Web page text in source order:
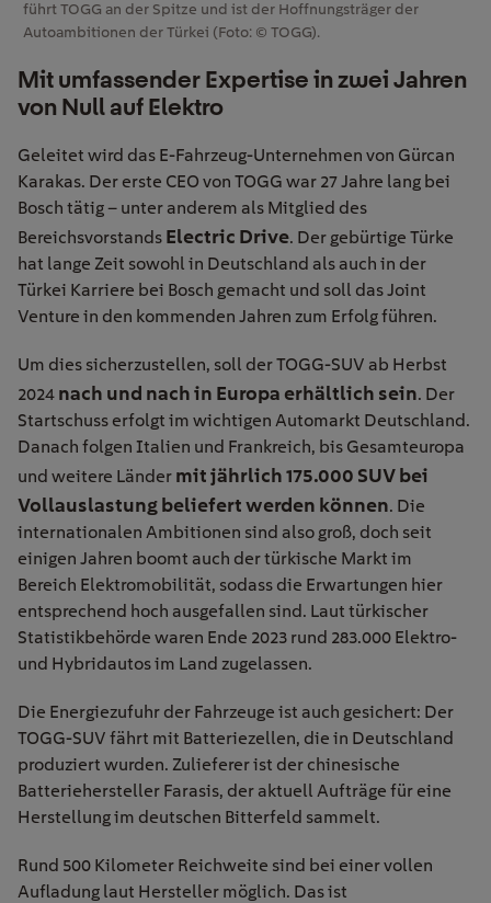
führt TOGG an der Spitze und ist der Hoffnungsträger der
Autoambitionen der Türkei (Foto: © TOGG).
Mit umfassender Expertise in zwei Jahren
von Null auf Elektro
Geleitet wird das E-Fahrzeug-Unternehmen von Gürcan
Karakas. Der erste CEO von TOGG war 27 Jahre lang bei
Bosch tätig – unter anderem als Mitglied des
Bereichsvorstands Electric Drive. Der gebürtige Türke
hat lange Zeit sowohl in Deutschland als auch in der
Türkei Karriere bei Bosch gemacht und soll das Joint
Venture in den kommenden Jahren zum Erfolg führen.
Um dies sicherzustellen, soll der TOGG-SUV ab Herbst
2024 nach und nach in Europa erhältlich sein. Der
Startschuss erfolgt im wichtigen Automarkt Deutschland.
Danach folgen Italien und Frankreich, bis Gesamteuropa
und weitere Länder mit jährlich 175.000 SUV bei
Vollauslastung beliefert werden können. Die
internationalen Ambitionen sind also groß, doch seit
einigen Jahren boomt auch der türkische Markt im
Bereich Elektromobilität, sodass die Erwartungen hier
entsprechend hoch ausgefallen sind. Laut türkischer
Statistikbehörde waren Ende 2023 rund 283.000 Elektro-
und Hybridautos im Land zugelassen.
Die Energiezufuhr der Fahrzeuge ist auch gesichert: Der
TOGG-SUV fährt mit Batteriezellen, die in Deutschland
produziert wurden. Zulieferer ist der chinesische
Batteriehersteller Farasis, der aktuell Aufträge für eine
Herstellung im deutschen Bitterfeld sammelt.
Rund 500 Kilometer Reichweite sind bei einer vollen
Aufladung laut Hersteller möglich. Das ist